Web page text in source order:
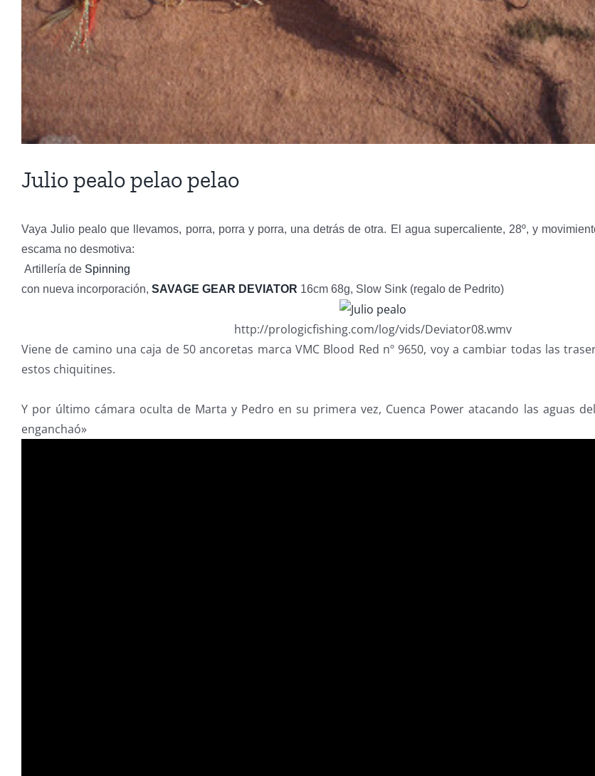
Julio pealo pelao pelao
Vaya Julio pealo que llevamos, porra, porra y porra, una detrás de otra. El agua supercaliente, 28º, y
escama no desmotiva:
Artillería de Spinning
con nueva incorporación, SAVAGE GEAR DEVIATOR 16cm 68g, Slow Sink (regalo de Pedrito)
http://prologicfishing.com/log/vids/Deviator08.wmv
Viene de camino una caja de 50 ancoretas marca VMC Blood Red nº 9650, voy a cambiar todas las
estos chiquitines.
Y por último cámara oculta de Marta y Pedro en su primera vez, Cuenca Power atacando las aguas
enganchaó»